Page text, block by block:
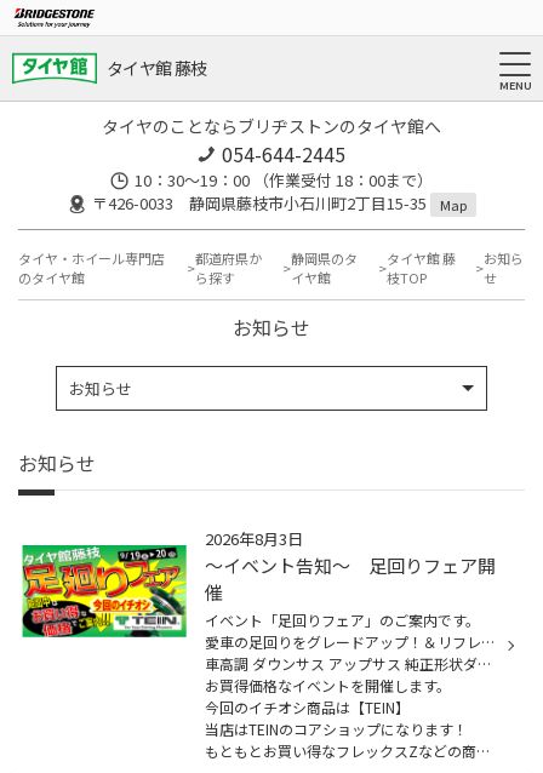
タイヤ館 藤枝
タイヤのことならブリヂストンのタイヤ館へ
054-644-2445
10：30～19：00 （作業受付 18：00まで）
〒426-0033 静岡県藤枝市小石川町2丁目15-35
Map
タイヤ・ホイール専門店
のタイヤ館
都道府県か
ら探す
静岡県のタ
イヤ館
タイヤ館 藤
枝TOP
お知ら
せ
お知らせ
お知らせ
お知らせ
2026年8月3日
～イベント告知～ 足回りフェア開
催
イベント「足回りフェア」のご案内です。
愛車の足回りをグレードアップ！＆リフレッシュ！
車高調 ダウンサス アップサス 純正形状ダンパーなど
お買得価格なイベントを開催します。
今回のイチオシ商品は【TEIN】
当店はTEINのコアショップになります！
もともとお買い得なフレックスZなどの商品...